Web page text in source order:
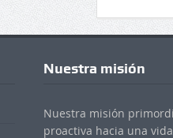
Nuestra misión
Nuestra misión
proactiva hacia una